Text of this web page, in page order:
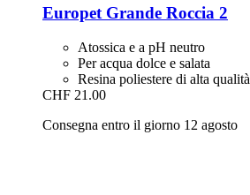
Europet Grande Roccia 2
Atossica e a pH neutro
Per acqua dolce e salata
Resina poliestere di alta qualità
CHF 21.00
Consegna entro il giorno 12 agosto